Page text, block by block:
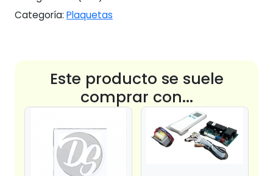
Categoría: Plaquetas
Este producto se suele
comprar con...